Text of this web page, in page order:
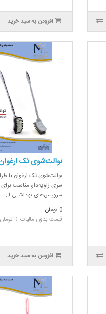
افزودن به سبد خرید
توالت‌شوی تک
توالت‌شوی تک ارغوان با
سری زاویه‌دار، مناسب
سرویس‌های بهداشتی ا..
0 تومان
قیمت بدون مالیات: 0 تومان
افزودن به سبد خرید